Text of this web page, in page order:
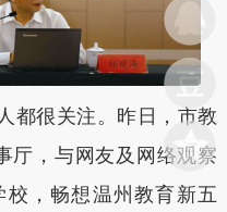
很关注。昨日，市教
厅，与网友及网络观察
校，畅想温州教育新五